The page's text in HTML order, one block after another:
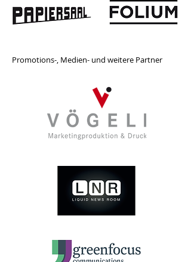
Promotions-, Medien- und weitere Partner